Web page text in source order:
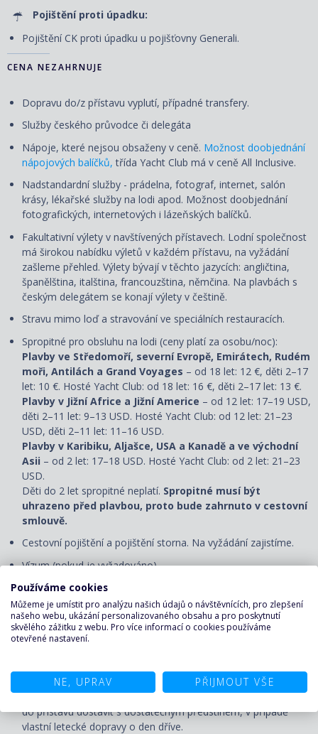
Pojištění proti úpadku:
Pojištění CK proti úpadku u pojišťovny Generali.
CENA NEZAHRNUJE
Dopravu do/z přístavu vyplutí, případné transfery.
Služby českého průvodce či delegáta
Nápoje, které nejsou obsaženy v ceně. Možnost doobjednání
nápojových balíčků, třída Yacht Club má v ceně All Inclusive.
Nadstandardní služby - prádelna, fotograf, internet, salón
krásy, lékařské služby na lodi apod. Možnost doobjednání
fotografických, internetových i lázeňských balíčků.
Fakultativní výlety v navštívených přístavech. Lodní společnost
má širokou nabídku výletů v každém přístavu, na vyžádání
zašleme přehled. Výlety bývají v těchto jazycích: angličtina,
španělština, italština, francouzština, němčina. Na plavbách s
českým delegátem se konají výlety v češtině.
Stravu mimo loď a stravování ve speciálních restauracích.
Spropitné pro obsluhu na lodi (ceny platí za osobu/noc):
Plavby ve Středomoří, severní Evropě, Emirátech, Rudém
moři, Antilách a Grand Voyages – od 18 let: 12 €, děti 2–17
let: 10 €. Hosté Yacht Club: od 18 let: 16 €, děti 2–17 let: 13 €.
Plavby v Jižní Africe a Jižní Americe – od 12 let: 17–19 USD,
děti 2–11 let: 9–13 USD. Hosté Yacht Club: od 12 let: 21–23
USD, děti 2–11 let: 11–16 USD.
Plavby v Karibiku, Aljašce, USA a Kanadě a ve východní
Asii – od 2 let: 17–18 USD. Hosté Yacht Club: od 2 let: 21–23
USD.
Děti do 2 let spropitné neplatí. Spropitné musí být
uhrazeno před plavbou, proto bude zahrnuto v cestovní
smlouvě.
Cestovní pojištění a pojištění storna. Na vyžádání zajistíme.
Vízum (pokud je vyžadováno).
UPOZORNĚNÍ
Ceny jsou pohyblivé a uvedená cena je pouze orientační.
Aktuální cena bude určena v okamžiku nezávazné rezervace.
před plánovaným odplutím, nejpozději však 120 minut. Čas
check-in bude upřesněn s palubními lístky. Doporučujeme se
do přístavu dostavit s dostatečným předstihem, v případě
vlastní letecké dopravy o den dříve.
Používáme cookies
Můžeme je umístit pro analýzu našich údajů o návštěvnících, pro zlepšení
našeho webu, ukázání personalizovaného obsahu a pro poskytnutí
skvělého zážitku z webu. Pro více informací o cookies používáme
otevřené nastavení.
NE, UPRAV PŘIJMOUT VŠE